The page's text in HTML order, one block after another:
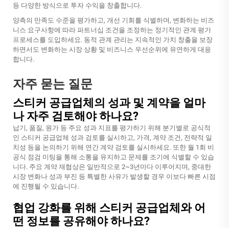
등 다양한 방식으로 투자 수익을 창출합니다.
양측의 만족도 수준을 평가하고, 개선 기회를 식별하며, 변화하는 비즈
니스 요구사항에 따라 파트너십 조건을 조정하는 정기적인 관계 평가
프로세스를 도입하세요. 동적 관계 관리는 지속적인 가치 창출을 보장
하면서도 변화하는 시장 상황 및 비즈니스 우선순위에 유연하게 대응
합니다.
자주 묻는 질문
스티커 공급업체의 성과 및 계약을 얼마
나 자주 검토해야 하나요?
납기, 품질, 원가 등 주요 성과 지표를 평가하기 위해 분기별로 공식적
인 스티커 공급업체 성과 검토를 실시하고, 가격, 계약 조건, 전략적 일
치성 등을 논의하기 위해 연간 계약 검토를 실시하세요. 또한 월 1회 비
공식 점검 미팅을 통해 소통을 유지하고 문제를 조기에 식별할 수 있습
니다. 주요 계약 재협상은 일반적으로 2~3년마다 이루어지며, 중대한
시장 변화나 성과 부진 등 특별한 사유가 발생할 경우 이보다 빠른 시점
에 진행될 수 있습니다.
협업 강화를 위해 스티커 공급업체와 어
떤 정보를 공유해야 하나요?